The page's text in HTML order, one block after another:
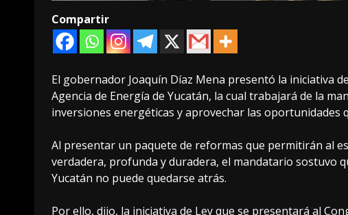
Compartir
El gobernador Joaquín Díaz Mena presentó la iniciativa
Agencia de Energía de Yucatán, la cual trabajará de la
inversiones energéticas y aprovechar las oportunidades
Al presentar un paquete de reformas que permitirán al
verdadera, profunda y duradera, el mandatario sostuvo
Yucatán no puede quedarse atrás.
Por ello, dijo, la iniciativa de Ley que se presentará al